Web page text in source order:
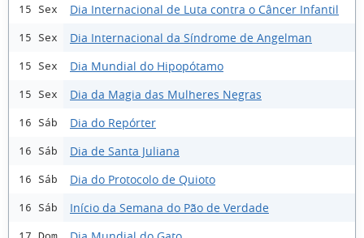
15 Sex Dia Internacional de Luta contra o Câncer Infantil
15 Sex Dia Internacional da Síndrome de Angelman
15 Sex Dia Mundial do Hipopótamo
15 Sex Dia da Magia das Mulheres Negras
16 Sáb Dia do Repórter
16 Sáb Dia de Santa Juliana
16 Sáb Dia do Protocolo de Quioto
16 Sáb Início da Semana do Pão de Verdade